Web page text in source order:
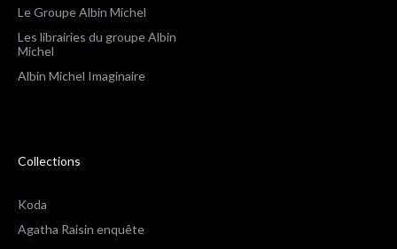
Le Groupe Albin Michel
Les librairies du groupe Albin
Michel
Albin Michel Imaginaire
Collections
Koda
Agatha Raisin enquête